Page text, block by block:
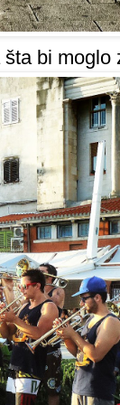
bi moglo